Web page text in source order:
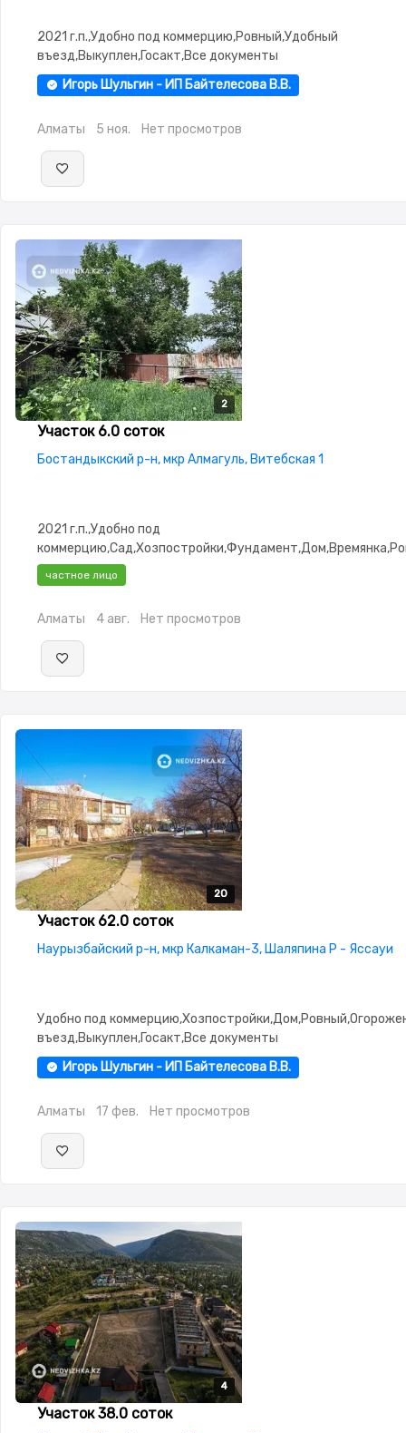
2021 г.п.,Удобно под коммерцию,Ровный,Удобный
въезд,Выкуплен,Госакт,Все документы
Игорь Шульгин - ИП Байтелесова В.В.
Алматы 5 ноя. Нет просмотров
2
2
Участок 6.0 соток
Бостандыкский р-н, мкр Алмагуль, Витебская 1
2021 г.п.,Удобно под
въезд,Выкуплен,Все документы
частное лицо
Алматы 4 авг. Нет просмотров
20
20
20
20
20
Участок 62.0 соток
Наурызбайский р-н, мкр Калкаман-3, Шаляпина Р - Яссауи
Удобно под
въезд,Выкуплен,Госакт,Все документы
Игорь Шульгин - ИП Байтелесова В.В.
Алматы 17 фев. Нет просмотров
4
4
4
4
Участок 38.0 соток